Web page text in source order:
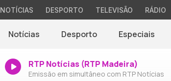
NOTÍCIAS DESPORTO TELEVISÃO RÁDIO
Notícias Desporto Especiais
RTP Notícias (RTP Madeira)
Emissão em simultâneo com RTP Notícias